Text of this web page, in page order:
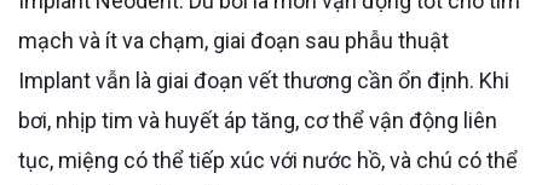
mạch và ít va chạm, giai đoạn sau phẫu thuật
Implant vẫn là giai đoạn vết thương cần ổn định. Khi
bơi, nhịp tim và huyết áp tăng, cơ thể vận động liên
tục, miệng có thể tiếp xúc với nước hồ, và chú có thể